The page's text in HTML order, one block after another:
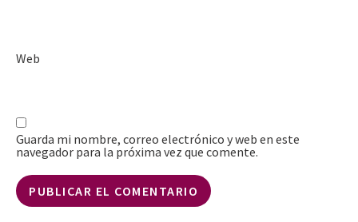
Web
Guarda mi nombre, correo electrónico y web en este
navegador para la próxima vez que comente.